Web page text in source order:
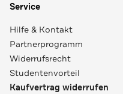
Service
Hilfe & Kontakt
Partnerprogramm
Widerrufsrecht
Studentenvorteil
Kaufvertrag widerrufen